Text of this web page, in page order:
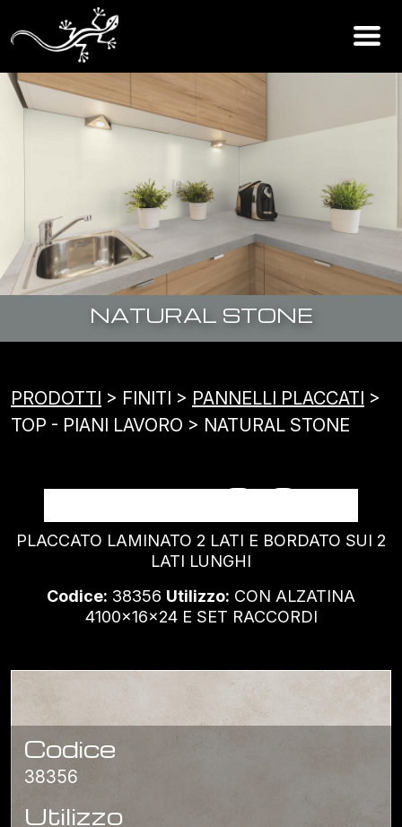
NATURAL STONE
PRODOTTI > FINITI > PANNELLI PLACCATI >
TOP - PIANI LAVORO > NATURAL STONE
NATURAL STONE
PLACCATO LAMINATO 2 LATI E BORDATO SUI 2
LATI LUNGHI
Codice: 38356 Utilizzo: CON ALZATINA
4100x16x24 E SET RACCORDI
Codice
38356
Utilizzo